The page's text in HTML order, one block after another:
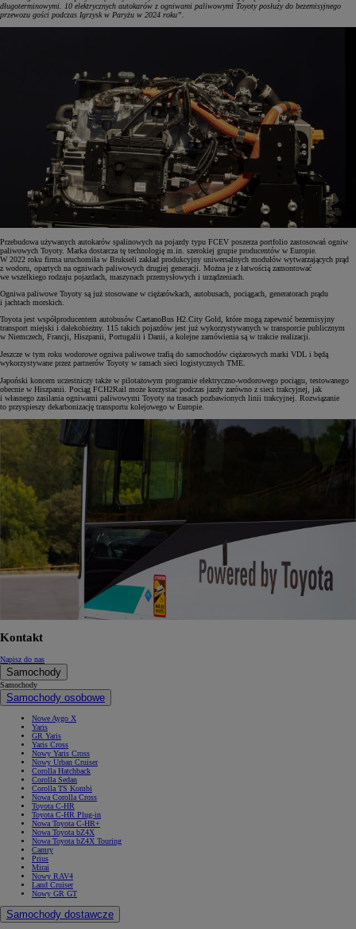
długoterminowymi. 10 elektrycznych autokarów z ogniwami paliwowymi Toyoty posłuży do bezemisyjnego
przewozu gości podczas Igrzysk w Paryżu w 2024 roku”.
Przebudowa używanych autokarów spalinowych na pojazdy typu FCEV poszerza portfolio zastosowań ogniw
paliwowych Toyoty. Marka dostarcza tę technologię m.in. szerokiej grupie producentów w Europie.
W 2022 roku firma uruchomiła w Brukseli zakład produkcyjny uniwersalnych modułów wytwarzających prąd
z wodoru, opartych na ogniwach paliwowych drugiej generacji. Można je z łatwością zamontować
we wszelkiego rodzaju pojazdach, maszynach przemysłowych i urządzeniach.
Ogniwa paliwowe Toyoty są już stosowane w ciężarówkach, autobusach, pociągach, generatorach prądu
i jachtach morskich.
Toyota jest współproducentem autobusów CaetanoBus H2.City Gold, które mogą zapewnić bezemisyjny
transport miejski i dalekobieżny. 115 takich pojazdów jest już wykorzystywanych w transporcie publicznym
w Niemczech, Francji, Hiszpanii, Portugalii i Danii, a kolejne zamówienia są w trakcie realizacji.
Jeszcze w tym roku wodorowe ogniwa paliwowe trafią do samochodów ciężarowych marki VDL i będą
wykorzystywane przez partnerów Toyoty w ramach sieci logistycznych TME.
Japoński koncern uczestniczy także w pilotażowym programie elektryczno-wodorowego pociągu, testowanego
obecnie w Hiszpanii. Pociąg FCH2Rail może korzystać podczas jazdy zarówno z sieci trakcyjnej, jak
i własnego zasilania ogniwami paliwowymi Toyoty na trasach pozbawionych linii trakcyjnej. Rozwiązanie
to przyspieszy dekarbonizację transportu kolejowego w Europie.
Kontakt
Napisz do nas
Samochody
Samochody
Samochody osobowe
Nowe Aygo X
Yaris
GR Yaris
Yaris Cross
Nowy Yaris Cross
Nowy Urban Cruiser
Corolla Hatchback
Corolla Sedan
Corolla TS Kombi
Nowa Corolla Cross
Toyota C-HR
Toyota C-HR Plug-in
Nowa Toyota C-HR+
Nowa Toyota bZ4X
Nowa Toyota bZ4X Touring
Camry
Prius
Mirai
Nowy RAV4
Land Cruiser
Nowy GR GT
Samochody dostawcze